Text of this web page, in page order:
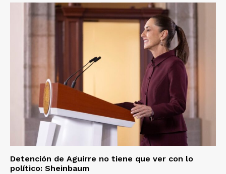
Contacto
Política de privacidad
Políticas del Sitio
Información Propietaria / Financiación
Detención de Aguirre no tiene que ver con lo
político: Sheinbaum